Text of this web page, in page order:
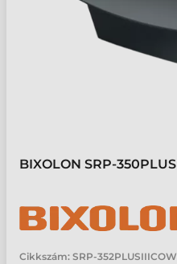
BIXOLON SRP-
Cikkszám: SRP-